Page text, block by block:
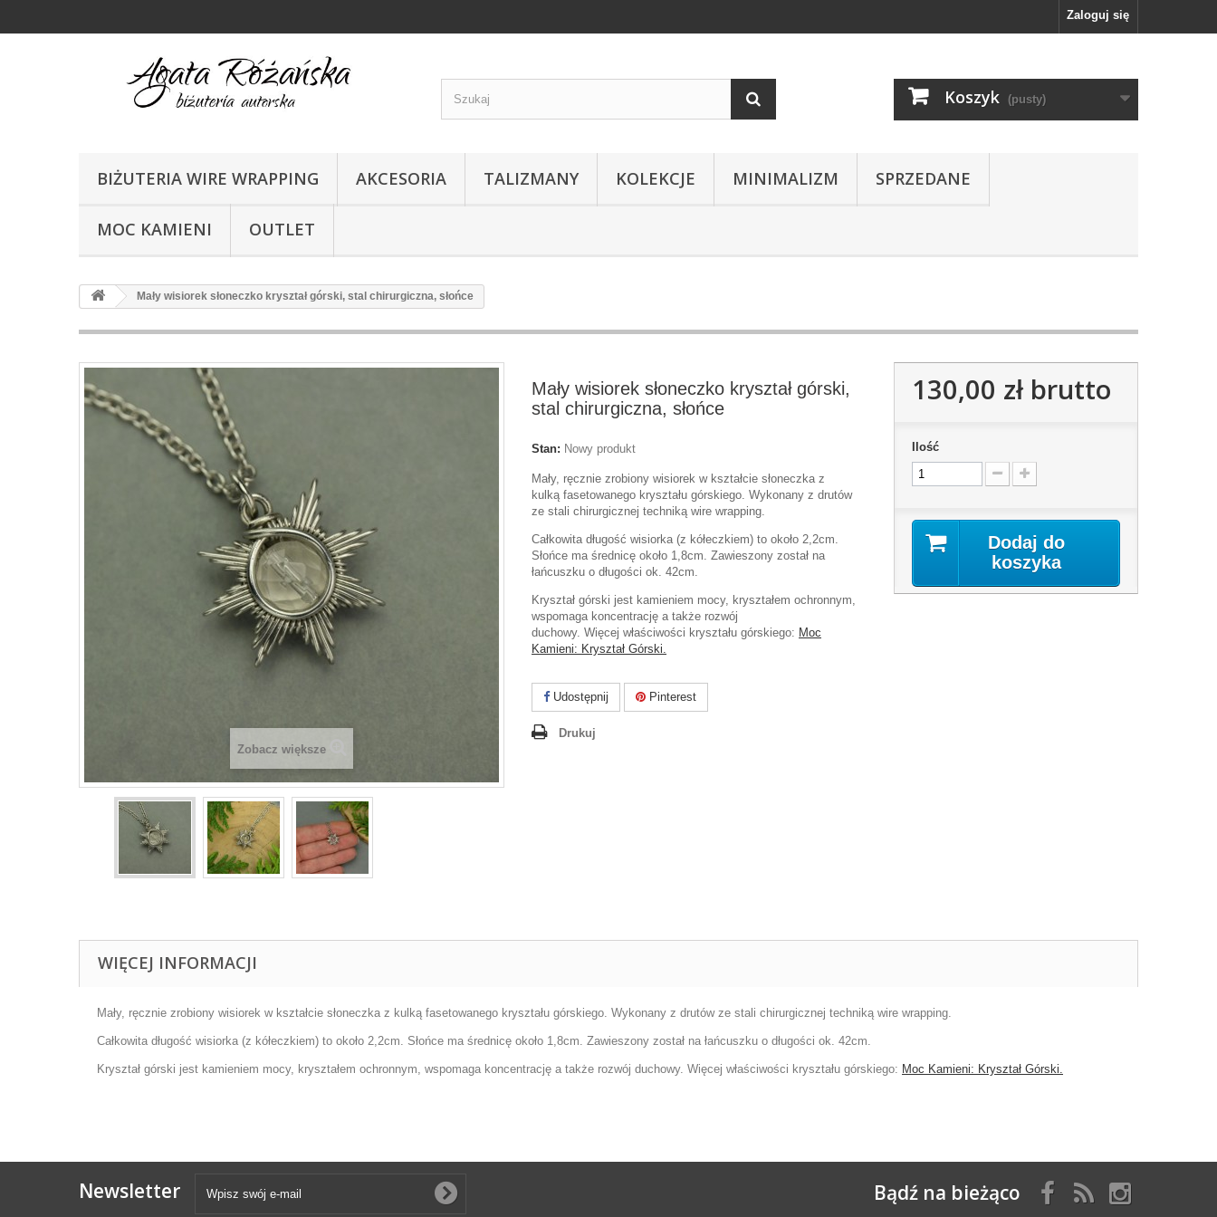
Zaloguj się
Koszyk (pusty)
BIŻUTERIA WIRE WRAPPING AKCESORIA TALIZMANY KOLEKCJE MINIMALIZM SPRZEDANE
MOC KAMIENI OUTLET
Mały wisiorek słoneczko kryształ górski, stal chirurgiczna, słońce
Zobacz większe
Mały wisiorek słoneczko kryształ górski,
stal chirurgiczna, słońce
Stan: Nowy produkt
Mały, ręcznie zrobiony wisiorek w kształcie słoneczka z
kulką fasetowanego kryształu górskiego. Wykonany z drutów
ze stali chirurgicznej techniką wire wrapping.
Całkowita długość wisiorka (z kółeczkiem) to około 2,2cm.
Słońce ma średnicę około 1,8cm. Zawieszony został na
łańcuszku o długości ok. 42cm.
Kryształ górski jest kamieniem mocy, kryształem ochronnym,
wspomaga koncentrację a także rozwój
duchowy. Więcej właściwości kryształu górskiego: Moc
Kamieni: Kryształ Górski.
Udostępnij Pinterest
Drukuj
130,00 złbrutto
Ilość
Dodaj do
koszyka
WIĘCEJ INFORMACJI
Mały, ręcznie zrobiony wisiorek w kształcie słoneczka z kulką fasetowanego kryształu górskiego. Wykonany z drutów ze stali chirurgicznej techniką wire wrapping.
Całkowita długość wisiorka (z kółeczkiem) to około 2,2cm. Słońce ma średnicę około 1,8cm. Zawieszony został na łańcuszku o długości ok. 42cm.
Kryształ górski jest kamieniem mocy, kryształem ochronnym, wspomaga koncentrację a także rozwój duchowy. Więcej właściwości kryształu górskiego: Moc Kamieni: Kryształ Górski.
Newsletter Bądź na bieżąco